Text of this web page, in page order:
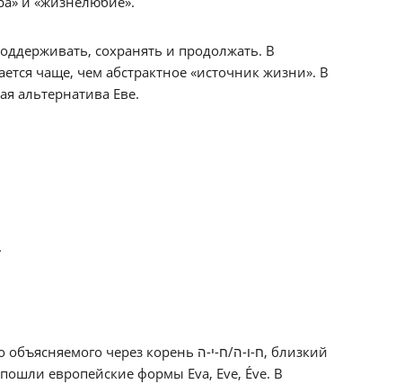
сохранять и продолжать. В
чаще, чем абстрактное «источник жизни». В
альтернатива Еве.
европейские формы Eva, Eve, Éve. В